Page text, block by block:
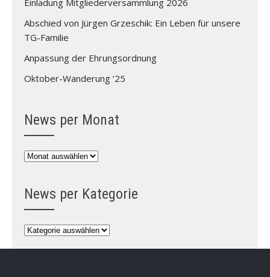
Einladung Mitgliederversammlung 2026
Abschied von Jürgen Grzeschik: Ein Leben für unsere
TG-Familie
Anpassung der Ehrungsordnung
Oktober-Wanderung ’25
News per Monat
News
News per Kategorie
News